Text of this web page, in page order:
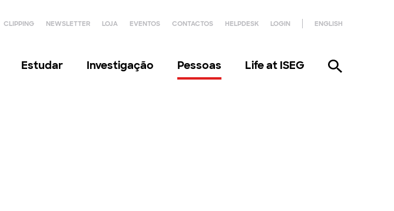
CLIPPING NEWSLETTER LOJA EVENTOS CONTACTOS HELPDESK LOGIN ENGLISH
Estudar Investigação Pessoas Life at ISEG